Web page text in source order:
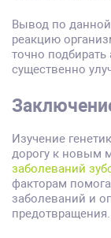
Вывод по
реакцию
точно
существенно
Изучение
дорогу к новым
заболеваний
факторам
заболеваний и
предотвращения.